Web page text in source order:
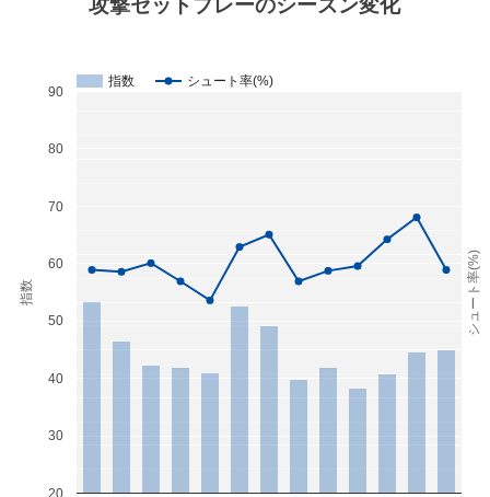
攻撃セットプレーのシーズン変化
指数 シュート率(%)
20
30
40
50
60
70
80
90
指数 シュート率(%)